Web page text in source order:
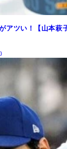
アツい！【山本萩